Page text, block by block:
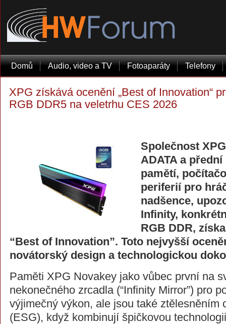
Domů Audio, video a TV Fotoaparáty Telefony
XPG získává ocenění „Best of Innovation“
RGB DDR5 na veletrhu CES 2026
Společnost
ADATA a
pamětí,
periferií pro
nadšence,
Infinity,
RGB DDR,
“Best of Innovation”. Toto nejvyšší
novátorský design a technologickou
Paměti XPG Novakey jako vůbec první na
nekonečného zrcadla (“Infinity Mirror”) pro
výjimečný výkon, ale jsou také ztělesněním
(ESG), když kombinují špičkovou